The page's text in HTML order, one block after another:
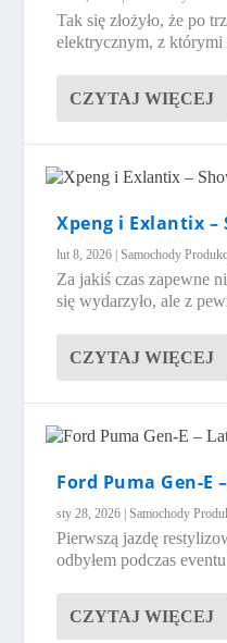
Tak się złożyło, że po
elektrycznym, z którymi
CZYTAJ WIĘCEJ
Xpeng i Exlantix –
lut 8, 2026 |Samochody
Za jakiś czas zapewne
się wydarzyło, ale z
CZYTAJ WIĘCEJ
Ford Puma Gen-E
sty 28, 2026 |Samochody
Pierwszą jazdę
odbyłem podczas
CZYTAJ WIĘCEJ